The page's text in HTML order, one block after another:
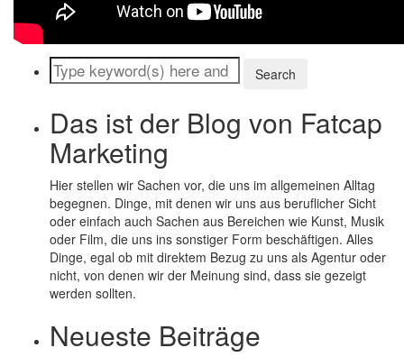
Das ist der Blog von Fatcap
Marketing
Hier stellen wir Sachen vor, die uns im allgemeinen Alltag
begegnen. Dinge, mit denen wir uns aus beruflicher Sicht
oder einfach auch Sachen aus Bereichen wie Kunst, Musik
oder Film, die uns ins sonstiger Form beschäftigen. Alles
Dinge, egal ob mit direktem Bezug zu uns als Agentur oder
nicht, von denen wir der Meinung sind, dass sie gezeigt
werden sollten.
Neueste Beiträge